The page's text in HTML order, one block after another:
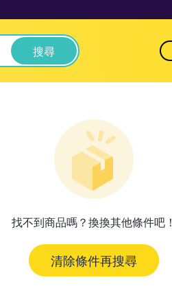
搜尋
找不到商品嗎？換換其他條件吧！
清除條件再搜尋